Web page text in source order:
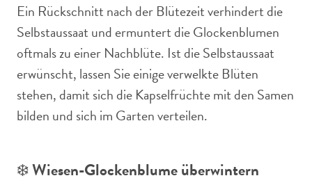
Ein Rückschnitt nach der Blütezeit verhindert die
Selbstaussaat und ermuntert die Glockenblumen
oftmals zu einer Nachblüte. Ist die Selbstaussaat
erwünscht, lassen Sie einige verwelkte Blüten
stehen, damit sich die Kapselfrüchte mit den Samen
bilden und sich im Garten verteilen.
❄️Wiesen-Glockenblume überwintern